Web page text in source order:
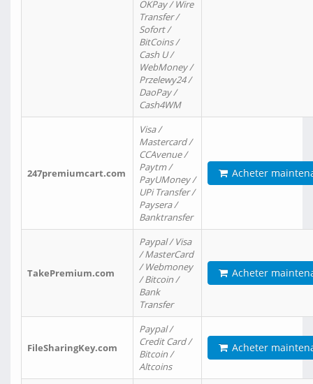
OKPay / Wire
Transfer /
Sofort /
BitCoins /
Cash U /
WebMoney /
Przelewy24 /
DaoPay /
Cash4WM
247premiumcart.com
Visa /
Mastercard /
CCAvenue /
Paytm /
PayUMoney /
UPi Transfer /
Paysera /
Banktransfer
Acheter
TakePremium.com
Paypal / Visa
/ MasterCard
/ Webmoney
/ Bitcoin /
Bank
Transfer
Acheter
FileSharingKey.com
Paypal /
Credit Card /
Bitcoin /
Altcoins
Acheter